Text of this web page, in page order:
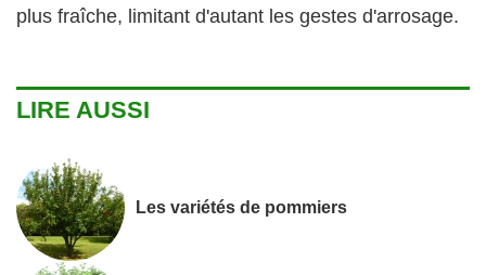
plus fraîche, limitant d'autant les gestes d'arrosage.
LIRE AUSSI
Les variétés de pommiers